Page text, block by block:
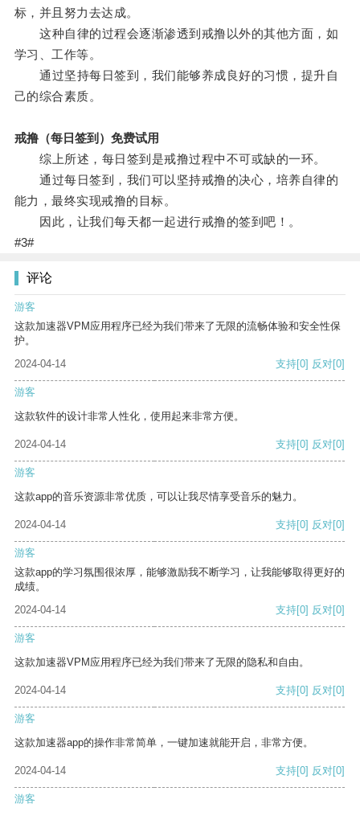
标，并且努力去达成。
这种自律的过程会逐渐渗透到戒撸以外的其他方面，如
学习、工作等。
通过坚持每日签到，我们能够养成良好的习惯，提升自
己的综合素质。
戒撸（每日签到）免费试用
综上所述，每日签到是戒撸过程中不可或缺的一环。
通过每日签到，我们可以坚持戒撸的决心，培养自律的
能力，最终实现戒撸的目标。
因此，让我们每天都一起进行戒撸的签到吧！。
#3#
评论
游客
这款加速器VPM应用程序已经为我们带来了无限的流畅体验和安全性保
护。
2024-04-14
支持[0] 反对[0]
游客
这款软件的设计非常人性化，使用起来非常方便。
2024-04-14 支持[0] 反对[0]
游客
这款app的音乐资源非常优质，可以让我尽情享受音乐的魅力。
2024-04-14 支持[0] 反对[0]
游客
这款app的学习氛围很浓厚，能够激励我不断学习，让我能够取得更好的
成绩。
2024-04-14
支持[0] 反对[0]
游客
这款加速器VPM应用程序已经为我们带来了无限的隐私和自由。
2024-04-14 支持[0] 反对[0]
游客
这款加速器app的操作非常简单，一键加速就能开启，非常方便。
2024-04-14 支持[0] 反对[0]
游客